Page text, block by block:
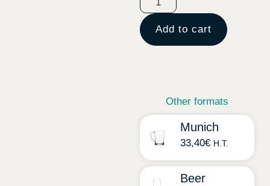
Add to cart
Other formats
Munich
33,40€ H.T.
Beer